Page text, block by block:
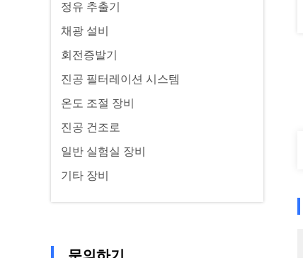
정유 추출기
채광 설비
회전증발기
진공 필터레이션 시스템
온도 조절 장비
진공 건조로
일반 실험실 장비
기타 장비